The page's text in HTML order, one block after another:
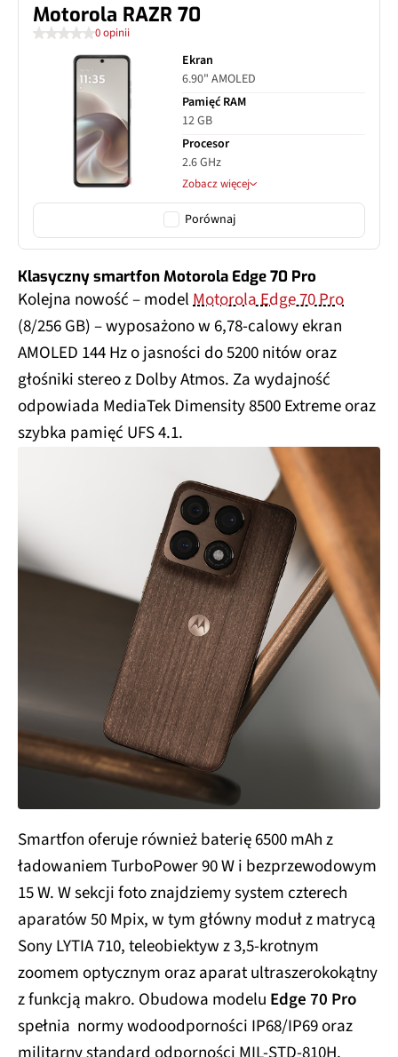
Motorola RAZR 70
0 opinii
Ekran
6.90" AMOLED
Pamięć RAM
12 GB
Procesor
2.6 GHz
Zobacz więcej
Porównaj
Klasyczny smartfon Motorola Edge 70 Pro
Kolejna nowość – modelMotorola Edge 70 Pro
(8/256 GB) – wyposażono w 6,78-calowy ekran
AMOLED 144 Hz o jasności do 5200 nitów oraz
głośniki stereo z Dolby Atmos. Za wydajność
odpowiada MediaTek Dimensity 8500 Extreme oraz
szybka pamięć UFS 4.1.
Smartfon oferuje również baterię 6500 mAh z
ładowaniem TurboPower 90 W i bezprzewodowym
15 W. W sekcji foto znajdziemy system czterech
aparatów 50 Mpix, w tym główny moduł z matrycą
Sony LYTIA 710, teleobiektyw z 3,5-krotnym
zoomem optycznym oraz aparat ultraszerokokątny
z funkcją makro. Obudowa modelu Edge 70 Pro
spełnia normy wodoodporności IP68/IP69 oraz